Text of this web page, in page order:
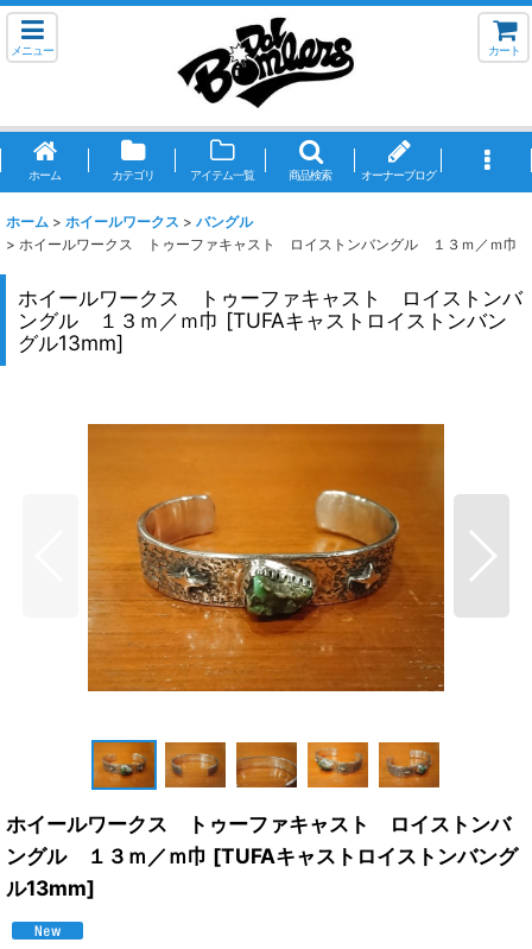
メニュー カート
ホーム カテゴリ アイテム一覧 商品検索 オーナーブログ
ホーム > ホイールワークス > バングル
> ホイールワークス トゥーファキャスト ロイストンバングル １３ｍ／ｍ巾
ホイールワークス トゥーファキャスト ロイストンバ
ングル １３ｍ／ｍ巾 [TUFAキャストロイストンバン
グル13mm]
ホイールワークス トゥーファキャスト ロイストンバ
ングル １３ｍ／ｍ巾 [TUFAキャストロイストンバング
ル13mm]